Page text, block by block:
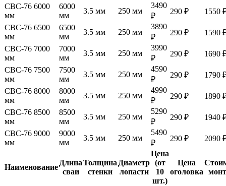
СВС-76 6000
мм
6000
мм
3.5 мм 250 мм
3490
₽
290 ₽
1550
СВС-76 6500
мм
6500
мм
3.5 мм 250 мм
3890
₽
290 ₽
1590
СВС-76 7000
мм
7000
мм
3.5 мм 250 мм
3990
₽
290 ₽
1690
СВС-76 7500
мм
7500
мм
3.5 мм 250 мм
4590
₽
290 ₽
1790
СВС-76 8000
мм
8000
мм
3.5 мм 250 мм
4990
₽
290 ₽
1890
СВС-76 8500
мм
8500
мм
3.5 мм 250 мм
5290
₽
290 ₽
1940
СВС-76 9000
мм
9000
мм
3.5 мм 250 мм
5490
₽
290 ₽ 2090
Наименование
Длина
сваи
Толщина
стенки
Диаметр
лопасти
Цена
(от
10
шт.)
Цена
оголовка